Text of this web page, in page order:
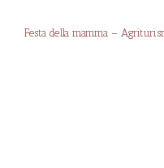
Festa della mamma –